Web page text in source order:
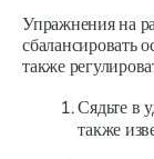
Упражнения на
сбалансировать
также
Сядьте в
также